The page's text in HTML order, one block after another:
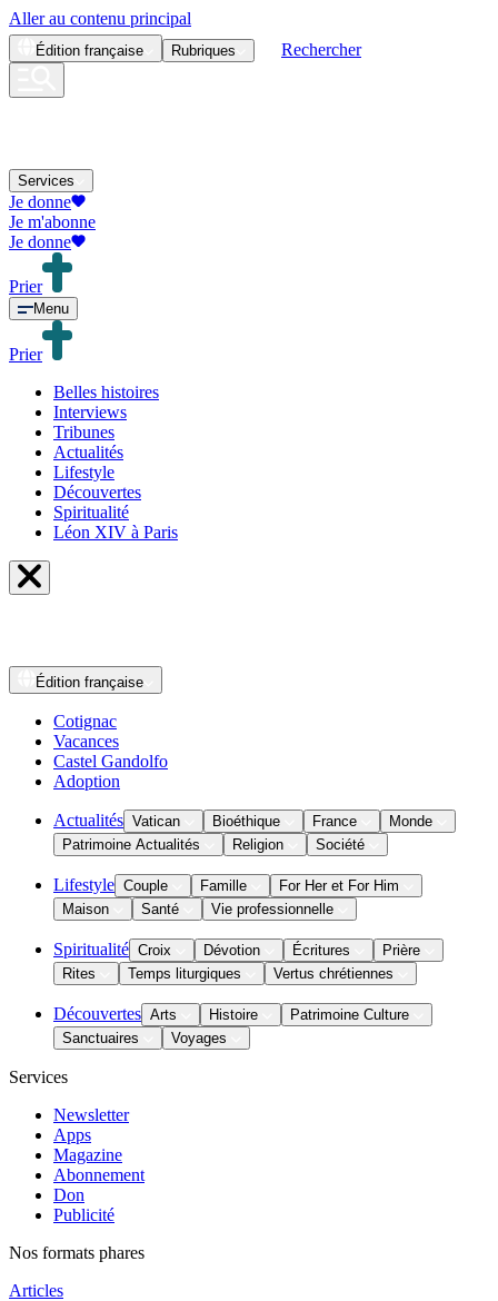
Aller au contenu principal
Édition française Rubriques Rechercher
Services
Je donne
Je m'abonne
Je donne
Prier
Menu
Prier
Belles histoires
Interviews
Tribunes
Actualités
Lifestyle
Découvertes
Spiritualité
Léon XIV à Paris
Édition française
Cotignac
Vacances
Castel Gandolfo
Adoption
Actualités Vatican Bioéthique France
Monde
Patrimoine Actualités
Religion Société
Lifestyle Couple Famille
For Her et For Him
Maison
Santé Vie professionnelle
Spiritualité Croix Dévotion Écritures
Prière
Rites
Temps liturgiques Vertus chrétiennes
Découvertes Arts Histoire
Patrimoine Culture
Sanctuaires
Voyages
Services
Newsletter
Apps
Magazine
Abonnement
Don
Publicité
Nos formats phares
Articles